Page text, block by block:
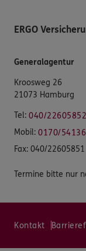
ERGO
Generalagentur
Kroosweg 26
21073 Hamburg
Tel: 040/22605852
Mobil: 0170/
Fax: 040/22605851
Termine bitte nur
Kontakt